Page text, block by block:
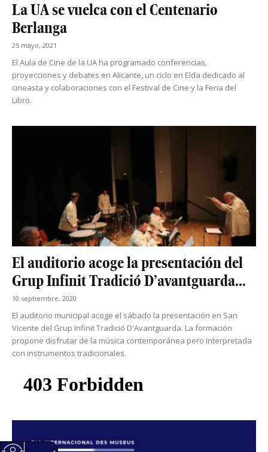
La UA se vuelca con el Centenario
Berlanga
25 mayo, 2021
El Aula de Cine de la UA ha programado conferencias,
proyecciones y debates en Alicante, un ciclo en Elda dedicado al
cineasta y colaboraciones con el Festival de Cine y la Feria del
Libro.
El auditorio acoge la presentación del
Grup Infinit Tradició D’avantguarda...
10 septiembre, 2020
El auditorio municipal acoge el sábado la presentación en San
Vicente del Grup Infinit Tradició D'Avantguarda. La formación
propone disfrutar de la música contemporánea pero interpretada
con instrumentos tradicionales.